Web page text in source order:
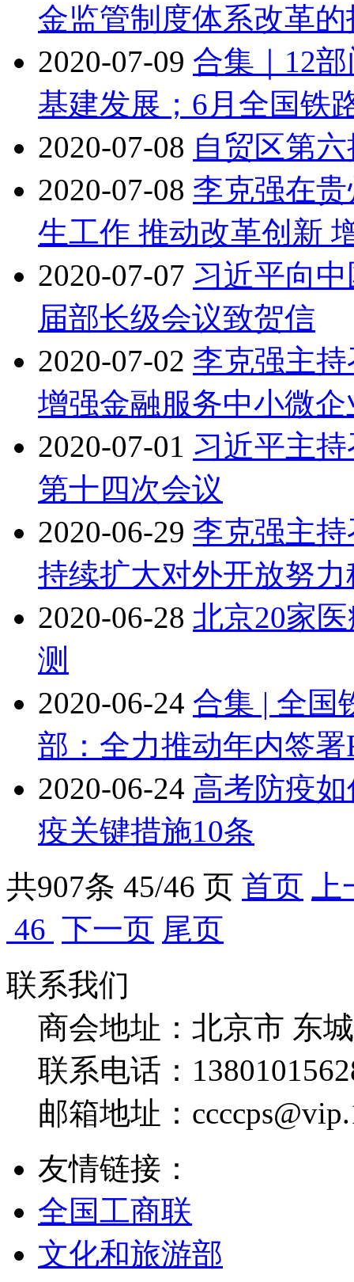
金监管制度体系改革
2020-07-09 合集｜12
基建发展；6月全国铁
2020-07-08 自贸区第
2020-07-08 李克强在
生工作 推动改革创新
2020-07-07 习近平向
届部长级会议致贺信
2020-07-02 李克强主
增强金融服务中小微
2020-07-01 习近平主
第十四次会议
2020-06-29 李克强主
持续扩大对外开放努
2020-06-28 北京20家
测
2020-06-24 合集 | 全国
部：全力推动年内签署
2020-06-24 高考防疫
疫关键措施10条
共907条 45/46 页 首页
46 下一页 尾页
联系我们
商会地址： 北京市 东
联系电话：
邮箱地址：
友情链接：
全国工商联
文化和旅游部